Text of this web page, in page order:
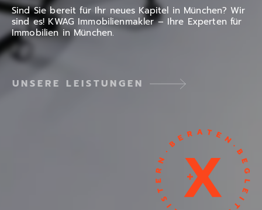
Sind Sie bereit für Ihr neues Kapitel in München? Wir
sind es! KWAG Immobilienmakler – Ihre Experten für
Immobilien in München.
UNSERE LEISTUNGEN